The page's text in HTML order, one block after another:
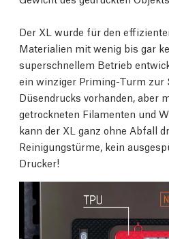
Der XL wurde für den
Materialien mit wenig bis gar
superschnellem Betrieb
ein winziger Priming-Turm zur
Düsendrucks vorhanden, aber
getrockneten Filamenten und
kann der XL ganz ohne Abfall
Reinigungstürme, kein
Drucker!